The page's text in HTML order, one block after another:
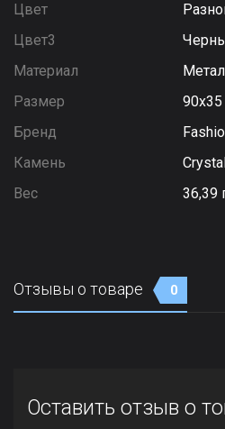
Цвет
Цвет3
Материал
Размер
Бренд
Камень
Вес
36,39
Отзывы о товаре 0
Оставить отзыв о